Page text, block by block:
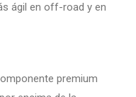
ágil en off-road y en
premium